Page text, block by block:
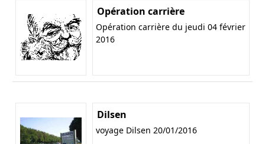
Opération carrière
Opération carrière du jeudi 04 février
2016
Dilsen
voyage Dilsen 20/01/2016